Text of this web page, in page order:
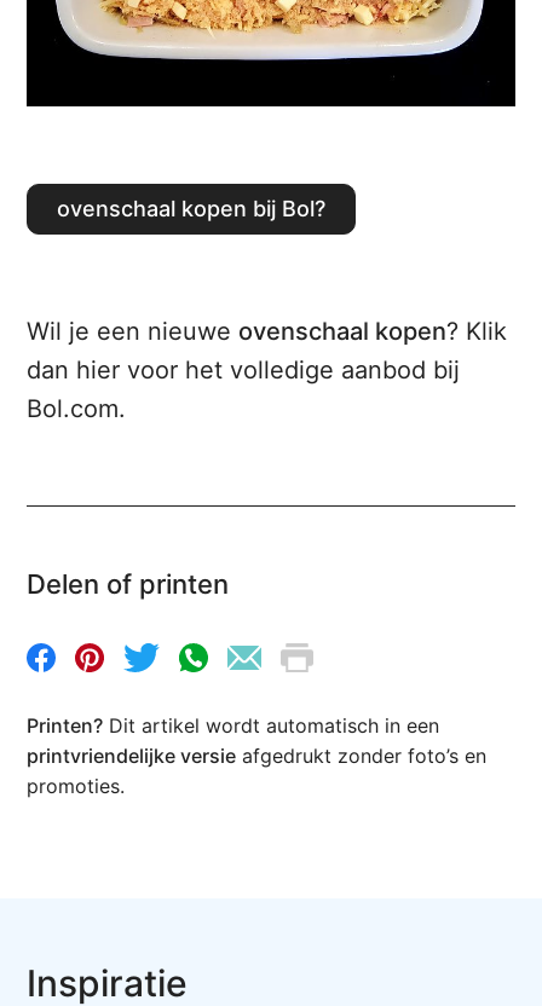
Ovenschaal kopen bij Bol?
Wil je een nieuwe ovenschaal kopen? Klik
dan hier voor het volledige aanbod bij
Bol.com.
Delen of printen
Printen? Dit artikel wordt automatisch in een
printvriendelijke versie afgedrukt zonder foto’s en
promoties.
Inspiratie